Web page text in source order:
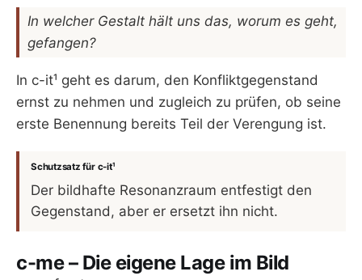
In welcher Gestalt hält uns das, worum es geht,
gefangen?
In c-it¹ geht es darum, den Konfliktgegenstand
ernst zu nehmen und zugleich zu prüfen, ob seine
erste Benennung bereits Teil der Verengung ist.
Schutzsatz für c-it¹
Der bildhafte Resonanzraum entfestigt den
Gegenstand, aber er ersetzt ihn nicht.
c-me – Die eigene Lage im Bild